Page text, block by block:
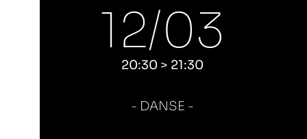
12/03
20:30 > 21:30
DANSE